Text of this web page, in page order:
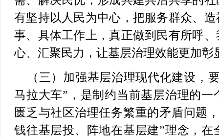
有坚持以人民为中心，把服务群众、
事、具体工作上，真正做到民有所呼
心、汇聚民力，让基层治理效能更加彰
（三）加强基层治理现代化建设，
马拉大车”，是制约当前基层治理的
匮乏与社区治理任务繁重的矛盾问题
钱往基层投、阵地在基层建”理念，